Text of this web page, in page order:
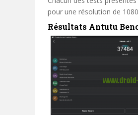
pour une résolution de
Résultats Antutu